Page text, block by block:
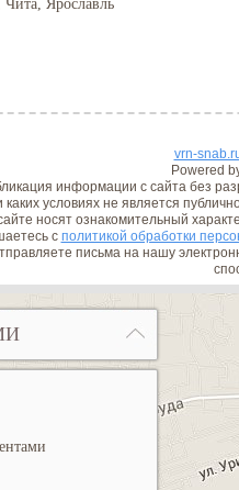
Ярославль
vrn-
Powered
информации с сайта без
условиях не является
носят ознакомительный
с политикой обработки
письма на нашу